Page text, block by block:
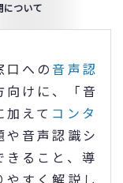
について
口への音声認
向けに、「音
えて コンタ
音声認識シ
ること、導
すく解説し